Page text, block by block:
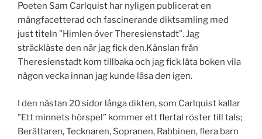
Poeten Sam Carlquist har nyligen publicerat en
mångfacetterad och fascinerande diktsamling med
just titeln ”Himlen över Theresienstadt”. Jag
sträckläste den när jag fick den.Känslan från
Theresienstadt kom tillbaka och jag fick låta boken vila
någon vecka innan jag kunde läsa den igen.
I den nästan 20 sidor långa dikten, som Carlquist kallar
”Ett minnets hörspel” kommer ett flertal röster till tals;
Berättaren, Tecknaren, Sopranen, Rabbinen, flera barn